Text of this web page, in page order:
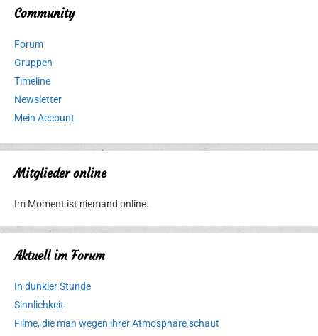
Community
Forum
Gruppen
Timeline
Newsletter
Mein Account
Mitglieder online
Im Moment ist niemand online.
Aktuell im Forum
In dunkler Stunde
Sinnlichkeit
Filme, die man wegen ihrer Atmosphäre schaut